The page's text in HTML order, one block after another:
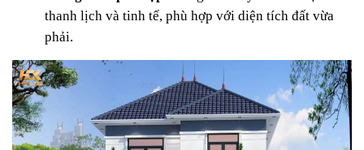
thanh lịch và tinh tế, phù hợp với diện tích đất vừa
phải.